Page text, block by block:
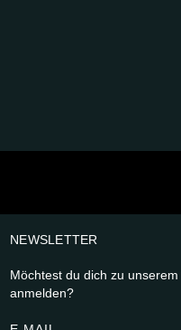
NEWSLETTER
Möchtest du dich zu unserem
anmelden?